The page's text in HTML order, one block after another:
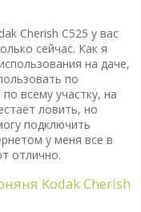
Cherish C525 у вас
сейчас. Как я
на даче,
по
всему участку, на
ловить, но
подключить
у меня все в
отлично.
Kodak Cherish